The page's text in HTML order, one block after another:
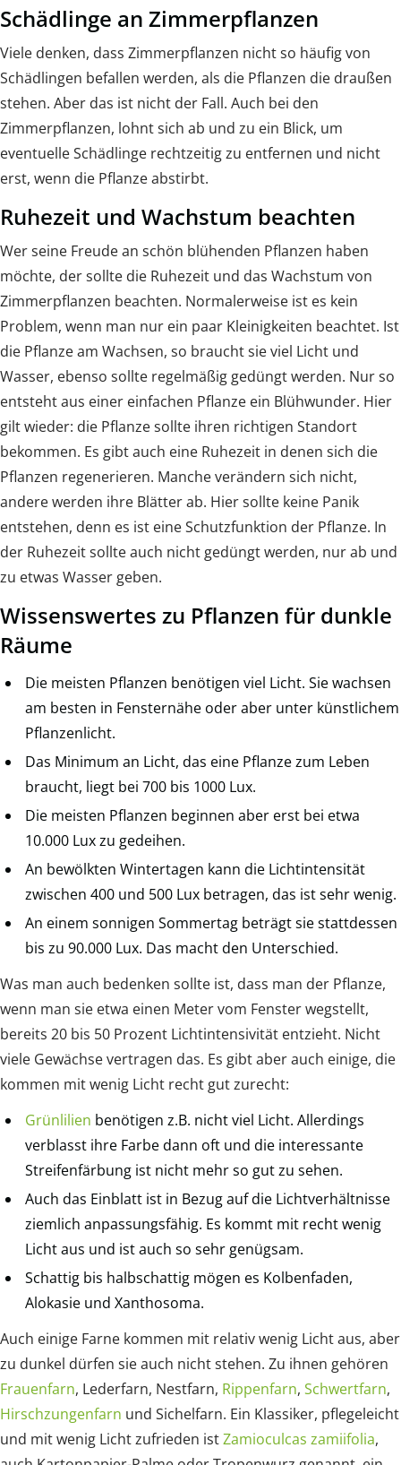
Schädlinge an Zimmerpflanzen
Viele denken, dass Zimmerpflanzen nicht so häufig von
Schädlingen befallen werden, als die Pflanzen die draußen
stehen. Aber das ist nicht der Fall. Auch bei den
Zimmerpflanzen, lohnt sich ab und zu ein Blick, um
eventuelle Schädlinge rechtzeitig zu entfernen und nicht
erst, wenn die Pflanze abstirbt.
Ruhezeit und Wachstum beachten
Wer seine Freude an schön blühenden Pflanzen haben
möchte, der sollte die Ruhezeit und das Wachstum von
Zimmerpflanzen beachten. Normalerweise ist es kein
Problem, wenn man nur ein paar Kleinigkeiten beachtet. Ist
die Pflanze am Wachsen, so braucht sie viel Licht und
Wasser, ebenso sollte regelmäßig gedüngt werden. Nur so
entsteht aus einer einfachen Pflanze ein Blühwunder. Hier
gilt wieder: die Pflanze sollte ihren richtigen Standort
bekommen. Es gibt auch eine Ruhezeit in denen sich die
Pflanzen regenerieren. Manche verändern sich nicht,
andere werden ihre Blätter ab. Hier sollte keine Panik
entstehen, denn es ist eine Schutzfunktion der Pflanze. In
der Ruhezeit sollte auch nicht gedüngt werden, nur ab und
zu etwas Wasser geben.
Wissenswertes zu Pflanzen für dunkle
Räume
Die meisten Pflanzen benötigen viel Licht. Sie wachsen
am besten in Fensternähe oder aber unter künstlichem
Pflanzenlicht.
Das Minimum an Licht, das eine Pflanze zum Leben
braucht, liegt bei 700 bis 1000 Lux.
Die meisten Pflanzen beginnen aber erst bei etwa
10.000 Lux zu gedeihen.
An bewölkten Wintertagen kann die Lichtintensität
zwischen 400 und 500 Lux betragen, das ist sehr wenig.
An einem sonnigen Sommertag beträgt sie stattdessen
bis zu 90.000 Lux. Das macht den Unterschied.
Was man auch bedenken sollte ist, dass man der Pflanze,
wenn man sie etwa einen Meter vom Fenster wegstellt,
bereits 20 bis 50 Prozent Lichtintensivität entzieht. Nicht
viele Gewächse vertragen das. Es gibt aber auch einige, die
kommen mit wenig Licht recht gut zurecht:
Grünlilien benötigen z.B. nicht viel Licht. Allerdings
verblasst ihre Farbe dann oft und die interessante
Streifenfärbung ist nicht mehr so gut zu sehen.
Auch das Einblatt ist in Bezug auf die Lichtverhältnisse
ziemlich anpassungsfähig. Es kommt mit recht wenig
Licht aus und ist auch so sehr genügsam.
Schattig bis halbschattig mögen es Kolbenfaden,
Alokasie und Xanthosoma.
Auch einige Farne kommen mit relativ wenig Licht aus, aber
zu dunkel dürfen sie auch nicht stehen. Zu ihnen gehören
Frauenfarn, Lederfarn, Nestfarn, Rippenfarn, Schwertfarn,
Hirschzungenfarn und Sichelfarn. Ein Klassiker, pflegeleicht
und mit wenig Licht zufrieden istZamioculcas zamiifolia,